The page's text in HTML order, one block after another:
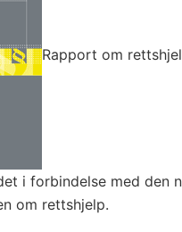
Rapport om
i forbindelse med den
om rettshjelp.